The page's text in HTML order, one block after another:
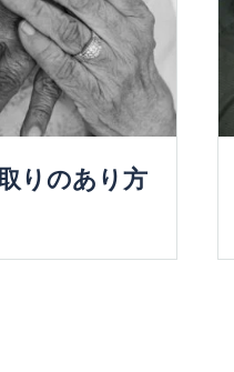
りのあり方